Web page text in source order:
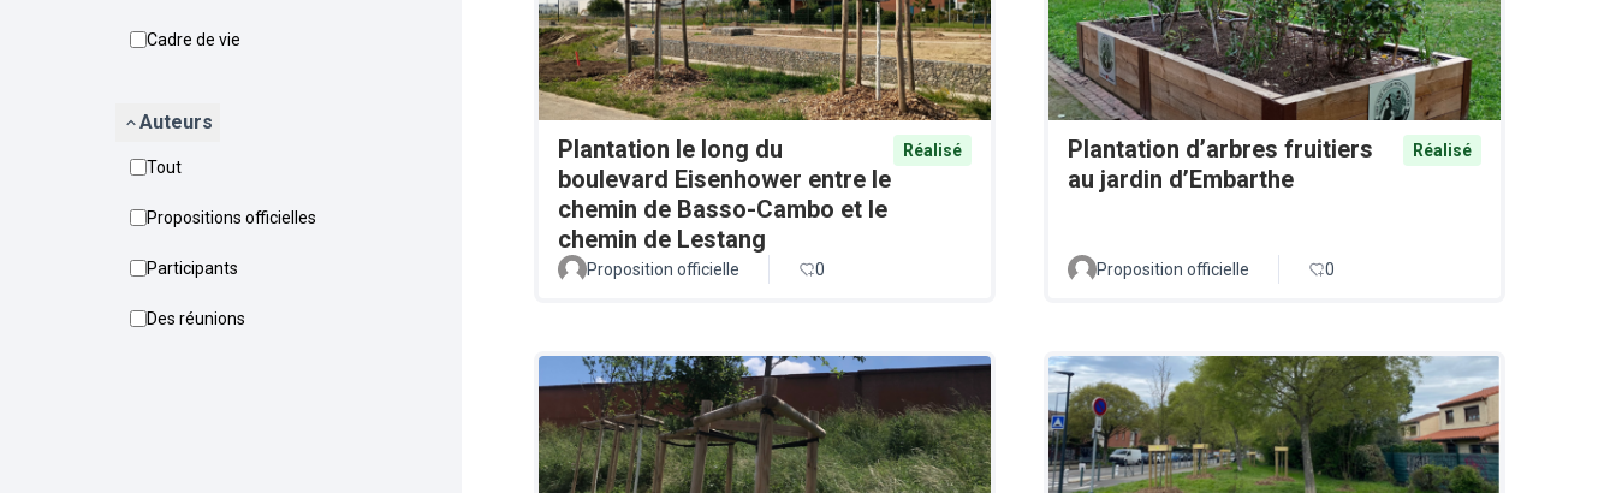
Cadre de vie
Auteurs
Tout
Propositions officielles
Participants
Des réunions
Plantation le long du
boulevard Eisenhower entre le
chemin de Basso-Cambo et le
chemin de Lestang
Réalisé
Proposition officielle 0
Plantation d’arbres fruitiers
au jardin d’Embarthe
Réalisé
Proposition officielle 0